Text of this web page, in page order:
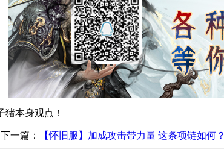
本身观点！
下一篇： 【怀旧服】加成攻击带力量 这条项链如何？